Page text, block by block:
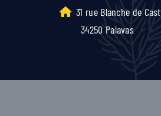
31 rue Blanche de
34250 Palavas